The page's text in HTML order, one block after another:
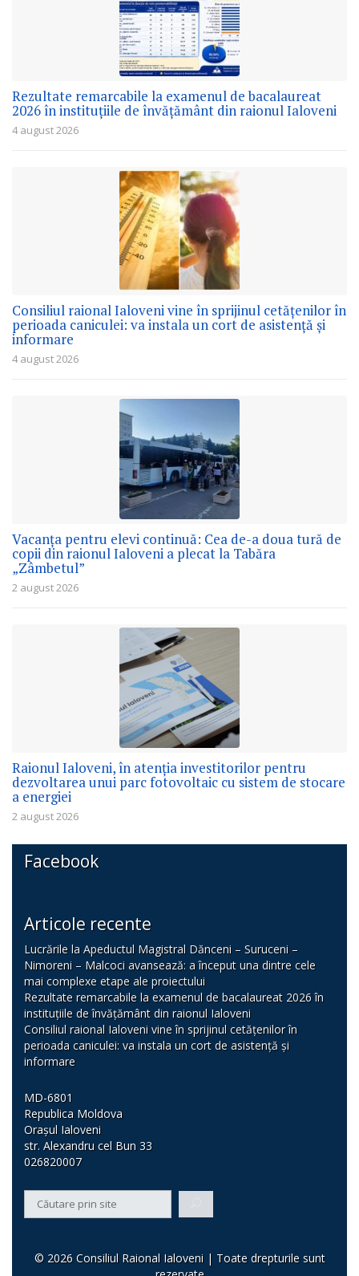
Rezultate remarcabile la examenul de bacalaureat
2026 în instituțiile de învățământ din raionul Ialoveni
4 august 2026
Consiliul raional Ialoveni vine în sprijinul cetățenilor în
perioada caniculei: va instala un cort de asistență și
informare
4 august 2026
Vacanța pentru elevi continuă: Cea de-a doua tură de
copii din raionul Ialoveni a plecat la Tabăra
„Zâmbetul”
2 august 2026
Raionul Ialoveni, în atenția investitorilor pentru
dezvoltarea unui parc fotovoltaic cu sistem de stocare
a energiei
2 august 2026
Facebook
Articole recente
Lucrările la Apeductul Magistral Dănceni – Suruceni –
Nimoreni – Malcoci avansează: a început una dintre cele
mai complexe etape ale proiectului
Rezultate remarcabile la examenul de bacalaureat 2026 în
instituțiile de învățământ din raionul Ialoveni
Consiliul raional Ialoveni vine în sprijinul cetățenilor în
perioada caniculei: va instala un cort de asistență și
informare
MD-6801
Republica Moldova
Orașul Ialoveni
str. Alexandru cel Bun 33
026820007
© 2026 Consiliul Raional Ialoveni | Toate drepturile sunt